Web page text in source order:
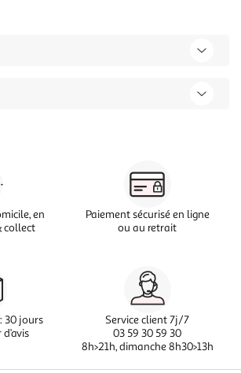
en
collect
Paiement sécurisé en ligne
ou au retrait
30 jours
Service client 7j/7
03 59 30 59 30
8h>21h, dimanche 8h30>13h